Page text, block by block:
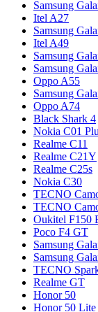
Samsung
Itel A27
Samsung
Itel A49
Samsung
Samsung
Oppo A55
Samsung
Oppo A74
Black Shark 4
Nokia C01
Realme C11
Realme C21Y
Realme C25s
Nokia C30
TECNO
TECNO
Oukitel F150
Poco F4 GT
Samsung
Samsung
TECNO
Realme GT
Honor 50
Honor 50 Lite